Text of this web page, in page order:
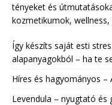
tényeket és
kozmetikumok,
Így készíts saját esti
alapanyagokból – ha te
Híres és hagyományos –
Levendula – nyugtató és